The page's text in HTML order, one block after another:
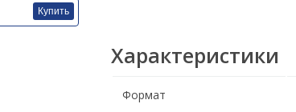
Купить
Характеристики
Формат